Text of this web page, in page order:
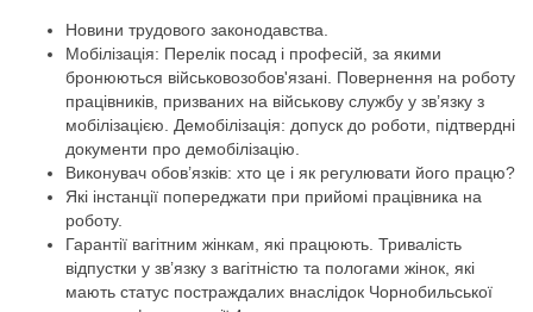
Новини трудового законодавства.
Мобілізація: Перелік посад і професій, за якими
бронюються військовозобов'язані. Повернення на роботу
працівників, призваних на військову службу у зв’язку з
мобілізацією. Демобілізація: допуск до роботи, підтвердні
документи про демобілізацію.
Виконувач обов’язків: хто це і як регулювати його працю?
Які інстанції попереджати при прийомі працівника на
роботу.
Гарантії вагітним жінкам, які працюють. Тривалість
відпустки у зв’язку з вагітністю та пологами жінок, які
мають статус постраждалих внаслідок Чорнобильської